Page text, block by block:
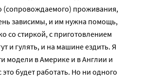
(сопровождаемого) проживания,
зависимы, и им нужна помощь,
со стиркой, с приготовлением
и гулять, и на машине ездить. Я
модели в Америке и в Англии и
это будет работать. Но ни одного